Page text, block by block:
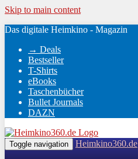
Skip to main content
Das digitale Heimkino - Magazin
→ Deals
Bestseller
T-Shirts
eBooks
Taschenbücher
Bullet Journals
DAZN
Toggle navigation Heimkino360.de